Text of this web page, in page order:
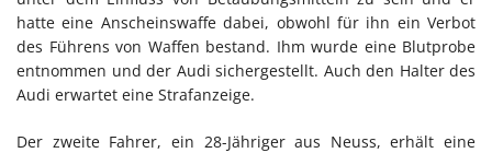
hatte eine Anscheinswaffe dabei, obwohl für ihn ein Verbot
des Führens von Waffen bestand. Ihm wurde eine Blutprobe
entnommen und der Audi sichergestellt. Auch den Halter des
Audi erwartet eine Strafanzeige.
Der zweite Fahrer, ein 28-Jähriger aus Neuss, erhält eine